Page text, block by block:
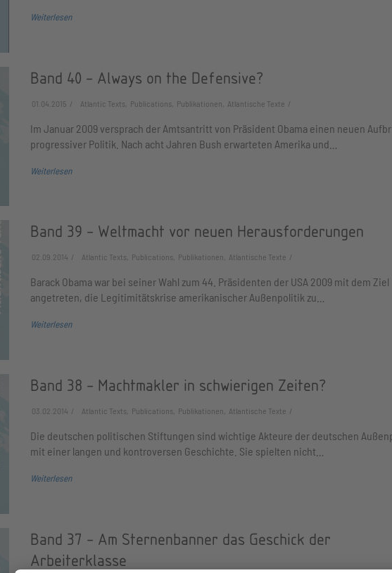
Weiterlesen
Band 40 - Always on the Defensive?
01.04.2015 Atlantic Texts, Publications, Publikationen, Atlantische Texte
Im Januar 2009 versprach der Amtsantritt von Präsident Obama einen neuen
progressiver Politik. Nach acht Jahren Bush erwarteten Amerika und…
Weiterlesen
Band 39 - Weltmacht vor neuen Herausforderungen
02.09.2014 Atlantic Texts, Publications, Publikationen, Atlantische Texte
Barack Obama war bei seiner Wahl zum 44. Präsidenten der USA 2009 mit dem Ziel
angetreten, die Legitimitätskrise amerikanischer Außenpolitik zu…
Weiterlesen
Band 38 - Machtmakler in schwierigen Zeiten?
03.02.2014 Atlantic Texts, Publications, Publikationen, Atlantische Texte
Die deutschen politischen Stiftungen sind wichtige Akteure der deutschen
mit einer langen und kontroversen Geschichte. Sie spielten nicht…
Weiterlesen
Band 37 - Am Sternenbanner das Geschick der
Arbeiterklasse